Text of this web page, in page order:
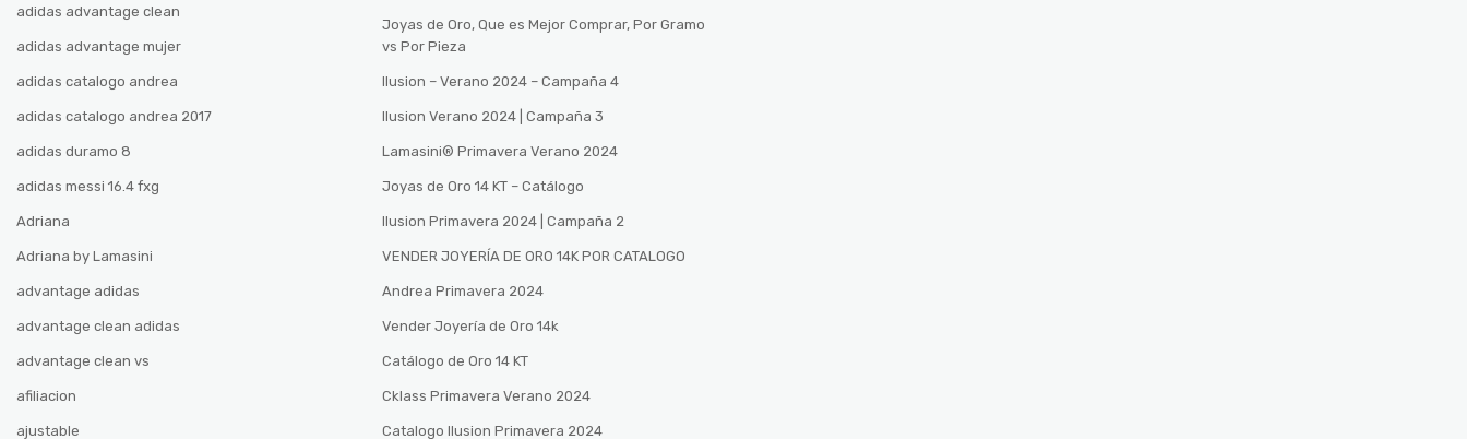
adidas advantage clean
adidas advantage mujer
adidas catalogo andrea
adidas catalogo andrea 2017
adidas duramo 8
adidas messi 16.4 fxg
Adriana
Adriana by Lamasini
advantage adidas
advantage clean adidas
advantage clean vs
afiliacion
ajustable
Joyas de Oro, Que es Mejor Comprar, Por Gramo
vs Por Pieza
Ilusion – Verano 2024 – Campaña 4
Ilusion Verano 2024 | Campaña 3
Lamasini®️ Primavera Verano 2024
Joyas de Oro 14 KT – Catálogo
Ilusion Primavera 2024 | Campaña 2
VENDER JOYERÍA DE ORO 14K POR CATALOGO
Andrea Primavera 2024
Vender Joyería de Oro 14k
Catálogo de Oro 14 KT
Cklass Primavera Verano 2024
Catalogo Ilusion Primavera 2024